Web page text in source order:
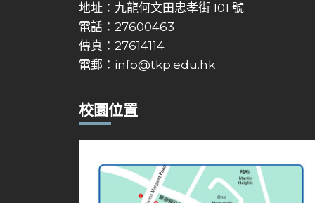
地址：九龍何文田忠孝街 101 號
電話：27600463
傳真：27614114
電郵： info@tkp.edu.hk
校園位置